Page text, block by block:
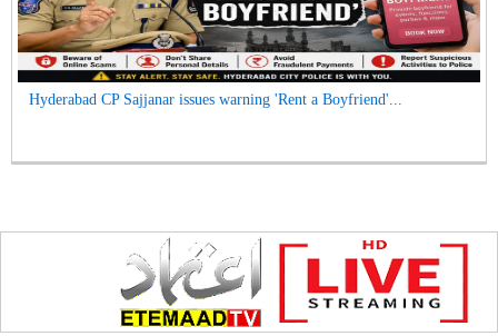
Hyderabad CP Sajjanar issues warning 'Rent a Boyfriend'...